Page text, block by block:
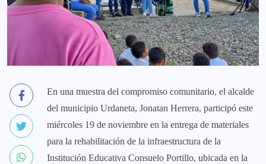
En una muestra del compromiso comunitario, el alcalde
del municipio Urdaneta, Jonatan Herrera, participó este
miércoles 19 de noviembre en la entrega de materiales
para la rehabilitación de la infraestructura de la
Institución Educativa Consuelo Portillo, ubicada en la